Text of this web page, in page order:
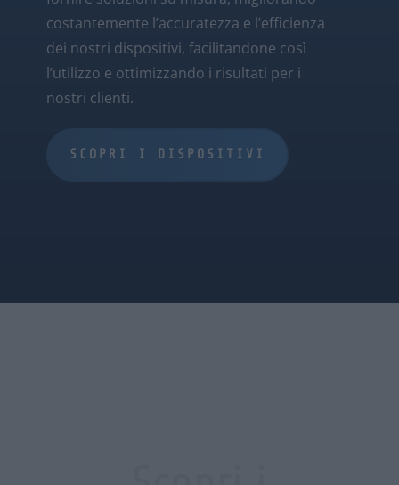
costantemente l’accuratezza e l’efficienza
dei nostri dispositivi, facilitandone così
l’utilizzo e ottimizzando i risultati per i
nostri clienti.
SCOPRI I DISPOSITIVI